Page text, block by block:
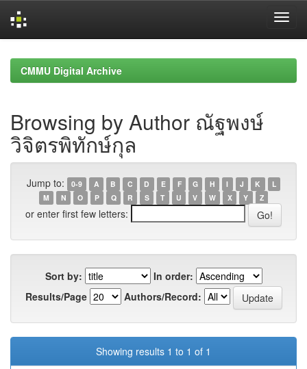
navigationCMMU Digital Archive
Browsing by Author ณัฐพงษ์
วิจิตรพิทักษ์กุล
Jump to: 0-9 A B C D E F G H I J K
L
M
N O P Q R S T U V W X Y Z
or enter first few letters:
Sort by:
In order:
Results/Page
Authors/Record:
Showing results 1 to 1 of 1